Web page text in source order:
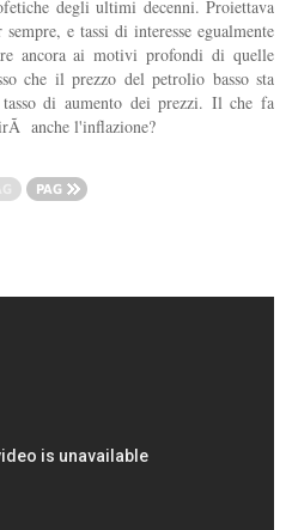
degli ultimi decenni. Proiettava
e tassi di interesse egualmente
ancora ai motivi profondi di quelle
che il prezzo del petrolio basso sta
di aumento dei prezzi. Il che fa
anche l'inflazione?